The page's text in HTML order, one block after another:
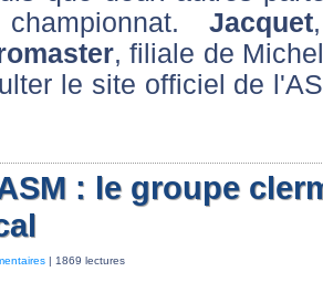
Jacquet
, filiale de
le site officiel de
: le groupe
| 1869 lectures